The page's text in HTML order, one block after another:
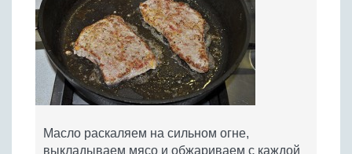
Масло раскаляем на сильном огне,
выкладываем мясо и обжариваем с каждой